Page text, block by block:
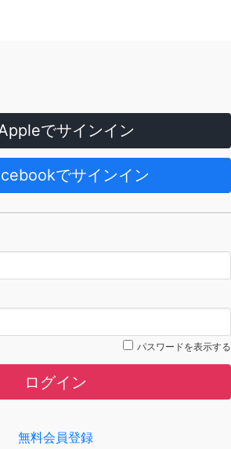
でサインイン
でサインイン
パスワードを表示する
ログイン
無料会員登録